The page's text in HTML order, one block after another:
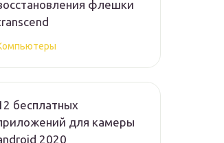
флешки
бесплатных
для камеры
2020